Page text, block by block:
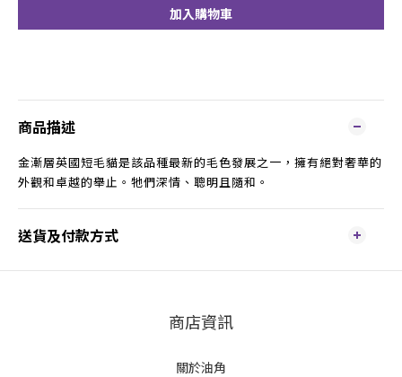
加入購物車
商品描述
金漸層英國短毛貓是該品種最新的毛色發展之一，擁有絕對奢華的
外觀和卓越的舉止。牠們深情、聰明且隨和。
送貨及付款方式
商店資訊
關於油角